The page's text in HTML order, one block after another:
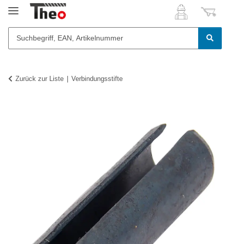
Zurück zur Liste Verbindungsstifte